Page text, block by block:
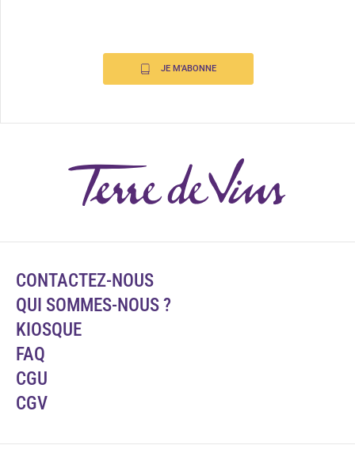
JE M'ABONNE
CONTACTEZ-NOUS
QUI SOMMES-NOUS ?
KIOSQUE
FAQ
CGU
CGV